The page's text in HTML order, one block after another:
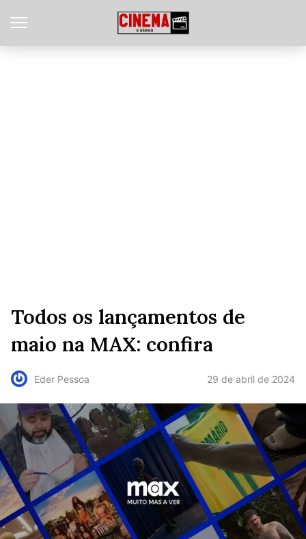
Todos os lançamentos de
maio na MAX: confira
Eder Pessoa 29 de abril de 2024